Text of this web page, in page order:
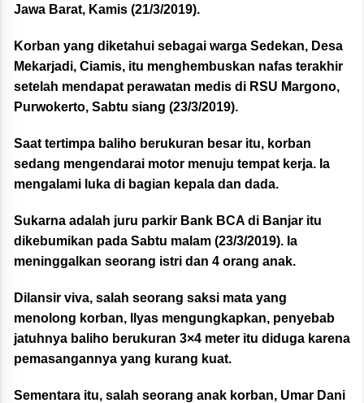
Jawa Barat, Kamis (21/3/2019).
Korban yang diketahui sebagai warga Sedekan, Desa
Mekarjadi, Ciamis, itu menghembuskan nafas terakhir
setelah mendapat perawatan medis di RSU Margono,
Purwokerto, Sabtu siang (23/3/2019).
Saat tertimpa baliho berukuran besar itu, korban
sedang mengendarai motor menuju tempat kerja. Ia
mengalami luka di bagian kepala dan dada.
Sukarna adalah juru parkir Bank BCA di Banjar itu
dikebumikan pada Sabtu malam (23/3/2019). Ia
meninggalkan seorang istri dan 4 orang anak.
Dilansir viva, salah seorang saksi mata yang
menolong korban, Ilyas mengungkapkan, penyebab
jatuhnya baliho berukuran 3×4 meter itu diduga karena
pemasangannya yang kurang kuat.
Sementara itu, salah seorang anak korban, Umar Dani